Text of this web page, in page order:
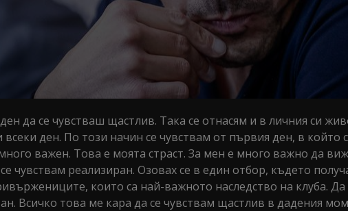
да се чувстваш щастлив. Така се отнасям и в личния си
ден. По този начин се чувствам от първия ден, в който
важен. Това е моята страст. За мен е много важно да
чувствам реализиран. Озовах се в един отбор, където
които са най-важното наследство на клуба. Да
Всичко това ме кара да се чувствам щастлив в дадения